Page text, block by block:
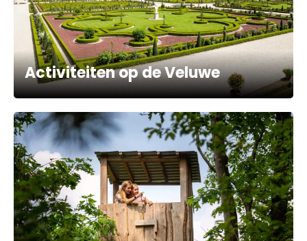
Activiteiten op de Veluwe